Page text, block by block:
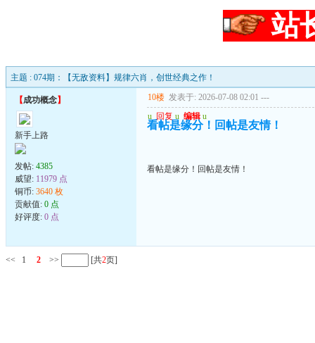
站
主题 : 074期：【无敌资料】规律六肖，创世经典之作！
【成功概念】
新手上路
发帖: 4385
威望: 11979 点
铜币: 3640 枚
贡献值: 0 点
好评度: 0 点
10楼 发表于: 2026-07-08 02:01 ---
u 回复 u 编辑 u
看帖是缘分！回帖是友情！
看帖是缘分！回帖是友情！
<< 1 2 >> [共2页]